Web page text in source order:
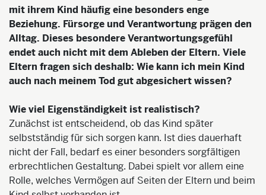
mit ihrem Kind häufig eine besonders enge
Beziehung. Fürsorge und Verantwortung prägen den
Alltag. Dieses besondere Verantwortungsgefühl
endet auch nicht mit dem Ableben der Eltern. Viele
Eltern fragen sich deshalb: Wie kann ich mein Kind
auch nach meinem Tod gut abgesichert wissen?
Wie viel Eigenständigkeit ist realistisch?
Zunächst ist entscheidend, ob das Kind später
selbstständig für sich sorgen kann. Ist dies dauerhaft
nicht der Fall, bedarf es einer besonders sorgfältigen
erbrechtlichen Gestaltung. Dabei spielt vor allem eine
Rolle, welches Vermögen auf Seiten der Eltern und beim